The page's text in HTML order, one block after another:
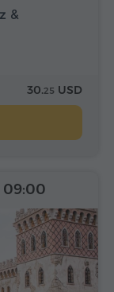
&
30.25 USD
09:00